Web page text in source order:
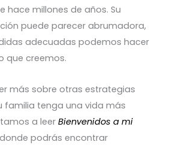
hace millones de años. Su
puede parecer abrumadora,
adecuadas podemos hacer
que creemos.
más sobre otras estrategias
familia tenga una vida más
a leer Bienvenidos a mi
podrás encontrar